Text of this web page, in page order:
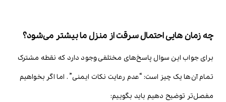
چه زمان هایی احتمال سرقت از منزل ما بیشتر می‌شود؟
برای جواب این سوال پاسخ‌های مختلفی وجود دارد که نقطه مشترک
تمام آن‌ها یک چیز است: “عدم رعایت نکات ایمنی” . اما اگر بخواهیم
مفصل‌تر توضیح دهیم باید بگوییم: